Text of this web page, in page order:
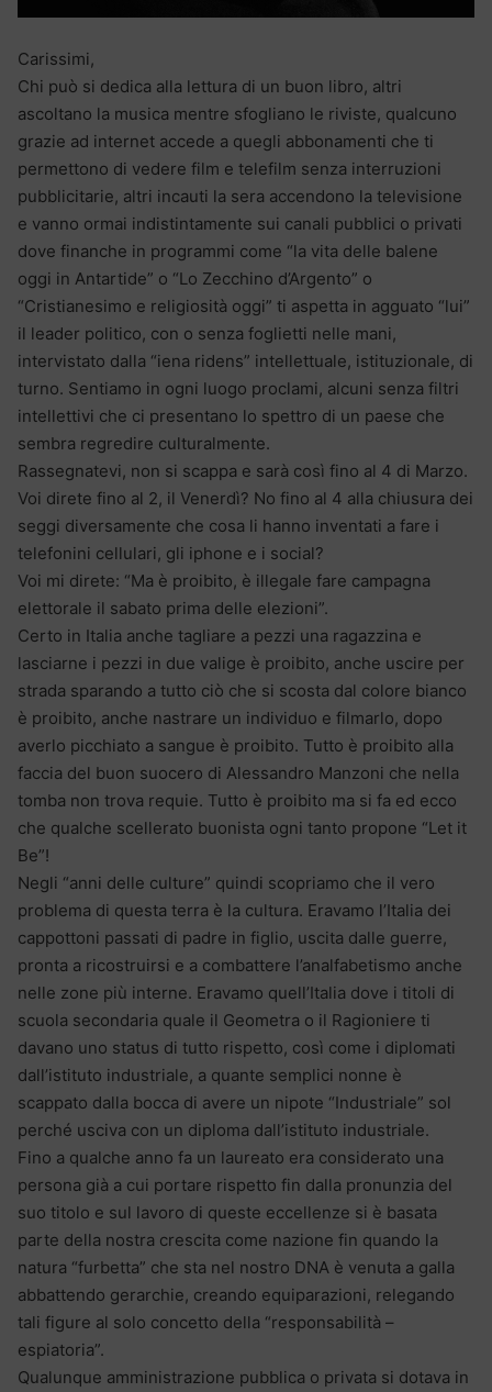
Carissimi,
Chi può si dedica alla lettura di un buon libro, altri
ascoltano la musica mentre sfogliano le riviste, qualcuno
grazie ad internet accede a quegli abbonamenti che ti
permettono di vedere film e telefilm senza interruzioni
pubblicitarie, altri incauti la sera accendono la televisione
e vanno ormai indistintamente sui canali pubblici o privati
dove finanche in programmi come “la vita delle balene
oggi in Antartide” o “Lo Zecchino d’Argento” o
“Cristianesimo e religiosità oggi” ti aspetta in agguato “lui”
il leader politico, con o senza foglietti nelle mani,
intervistato dalla “iena ridens” intellettuale, istituzionale, di
turno. Sentiamo in ogni luogo proclami, alcuni senza filtri
intellettivi che ci presentano lo spettro di un paese che
sembra regredire culturalmente.
Rassegnatevi, non si scappa e sarà così fino al 4 di Marzo.
Voi direte fino al 2, il Venerdì? No fino al 4 alla chiusura dei
seggi diversamente che cosa li hanno inventati a fare i
telefonini cellulari, gli iphone e i social?
Voi mi direte: “Ma è proibito, è illegale fare campagna
elettorale il sabato prima delle elezioni”.
Certo in Italia anche tagliare a pezzi una ragazzina e
lasciarne i pezzi in due valige è proibito, anche uscire per
strada sparando a tutto ciò che si scosta dal colore bianco
è proibito, anche nastrare un individuo e filmarlo, dopo
averlo picchiato a sangue è proibito. Tutto è proibito alla
faccia del buon suocero di Alessandro Manzoni che nella
tomba non trova requie. Tutto è proibito ma si fa ed ecco
che qualche scellerato buonista ogni tanto propone “Let it
Be”!
Negli “anni delle culture” quindi scopriamo che il vero
problema di questa terra è la cultura. Eravamo l’Italia dei
cappottoni passati di padre in figlio, uscita dalle guerre,
pronta a ricostruirsi e a combattere l’analfabetismo anche
nelle zone più interne. Eravamo quell’Italia dove i titoli di
scuola secondaria quale il Geometra o il Ragioniere ti
davano uno status di tutto rispetto, così come i diplomati
dall’istituto industriale, a quante semplici nonne è
scappato dalla bocca di avere un nipote “Industriale” sol
perché usciva con un diploma dall’istituto industriale.
Fino a qualche anno fa un laureato era considerato una
persona già a cui portare rispetto fin dalla pronunzia del
suo titolo e sul lavoro di queste eccellenze si è basata
parte della nostra crescita come nazione fin quando la
natura “furbetta” che sta nel nostro DNA è venuta a galla
abbattendo gerarchie, creando equiparazioni, relegando
tali figure al solo concetto della “responsabilità –
espiatoria”.
Qualunque amministrazione pubblica o privata si dotava in